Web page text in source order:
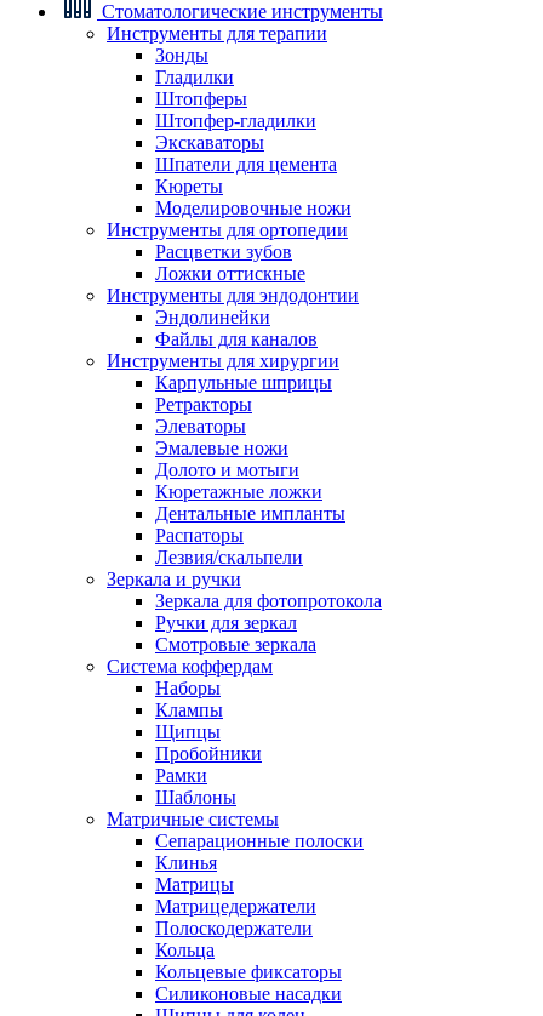
Стоматологические инструменты
Инструменты для терапии
Зонды
Гладилки
Штопферы
Штопфер-гладилки
Экскаваторы
Шпатели для цемента
Кюреты
Моделировочные ножи
Инструменты для ортопедии
Расцветки зубов
Ложки оттискные
Инструменты для эндодонтии
Эндолинейки
Файлы для каналов
Инструменты для хирургии
Карпульные шприцы
Ретракторы
Элеваторы
Эмалевые ножи
Долото и мотыги
Кюретажные ложки
Дентальные импланты
Распаторы
Лезвия/скальпели
Зеркала и ручки
Зеркала для фотопротокола
Ручки для зеркал
Смотровые зеркала
Система коффердам
Наборы
Клампы
Щипцы
Пробойники
Рамки
Шаблоны
Матричные системы
Сепарационные полоски
Клинья
Матрицы
Матрицедержатели
Полоскодержатели
Кольца
Кольцевые фиксаторы
Силиконовые насадки